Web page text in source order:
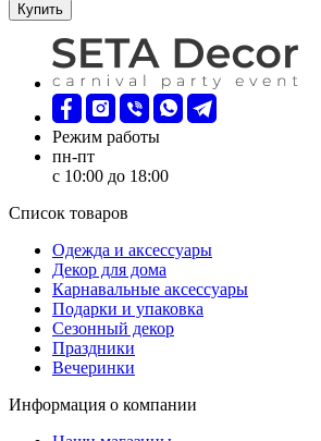
Купить
Режим работы
пн-пт
с 10:00 до 18:00
Список товаров
Oдежда и аксессуары
Декор для дома
Карнавальные аксессуары
Подарки и упаковка
Сезонный декор
Праздники
Вечеринки
Информация о компании